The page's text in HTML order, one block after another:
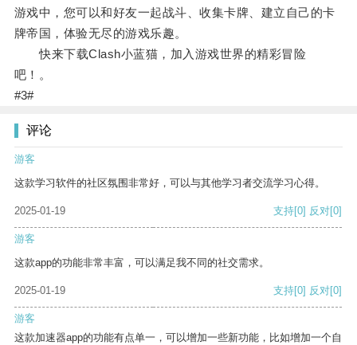
游戏中，您可以和好友一起战斗、收集卡牌、建立自己的卡
牌帝国，体验无尽的游戏乐趣。
快来下载Clash小蓝猫，加入游戏世界的精彩冒险
吧！。
#3#
评论
游客
这款学习软件的社区氛围非常好，可以与其他学习者交流学习心得。
2025-01-19 支持[0] 反对[0]
游客
这款app的功能非常丰富，可以满足我不同的社交需求。
2025-01-19 支持[0] 反对[0]
游客
这款加速器app的功能有点单一，可以增加一些新功能，比如增加一个自